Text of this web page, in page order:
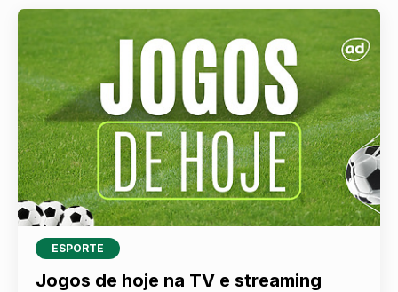
ESPORTE
Jogos de hoje na TV e streaming